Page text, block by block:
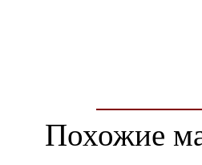
Похожие